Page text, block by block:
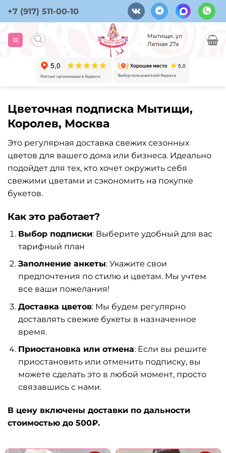
Skip
content
+7 (917) 511-00-10
Мытищи, ул
Летная 27а
Цветочная подписка Мытищи,
Королев, Москва
Это регулярная доставка свежих сезонных
цветов для вашего дома или бизнеса. Идеально
подойдет для тех, кто хочет окружить себя
свежими цветами и сэкономить на покупке
букетов.
Как это работает?
Выбор подписки: Выберите удобный для вас
тарифный план
Заполнение анкеты: Укажите свои
предпочтения по стилю и цветам. Мы учтем
все ваши пожелания!
Доставка цветов: Мы будем регулярно
доставлять свежие букеты в назначенное
время.
Приостановка или отмена: Если вы решите
приостановить или отменить подписку, вы
можете сделать это в любой момент, просто
связавшись с нами.
В цену включены доставки по дальности
стоимостью до 500₽.